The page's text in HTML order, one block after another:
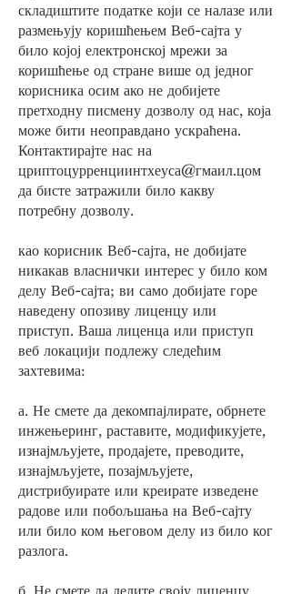
складиштите податке који се налазе или
размењују коришћењем Веб-сајта у
било којој електронској мрежи за
коришћење од стране више од једног
корисника осим ако не добијете
претходну писмену дозволу од нас, која
може бити неоправдано ускраћена.
Контактирајте нас на
цриптоцурренциинтхеуса@гмаил.цом
да бисте затражили било какву
потребну дозволу.
као корисник Веб-сајта, не добијате
никакав власнички интерес у било ком
делу Веб-сајта; ви само добијате горе
наведену опозиву лиценцу или
приступ. Ваша лиценца или приступ
веб локацији подлежу следећим
захтевима:
а. Не смете да декомпајлирате, обрнете
инжењеринг, раставите, модификујете,
изнајмљујете, продајете, преводите,
изнајмљујете, позајмљујете,
дистрибуирате или креирате изведене
радове или побољшања на Веб-сајту
или било ком његовом делу из било ког
разлога.
б. Не смете да делите своју лиценцу